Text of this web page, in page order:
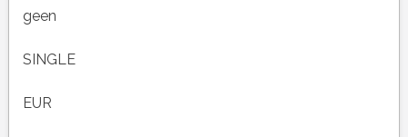
geen
SINGLE
EUR